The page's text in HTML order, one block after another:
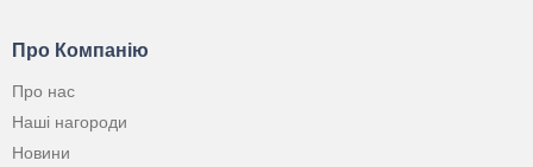
Про Компанію
Про нас
Наші нагороди
Новини